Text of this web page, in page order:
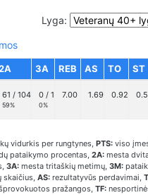
Lyga:
3A REB AS TO ST
61 / 104
59%
0 / 1
0%
7.00 1.69 0.92
vidurkis per rungtynes, PTS:viso
pataikymo procentas, 2A:mesta
3A:mesta tritaškių metimų, 3M:
skaičius, AS:rezultatyvūs perdavimai,
pražangos, TF: